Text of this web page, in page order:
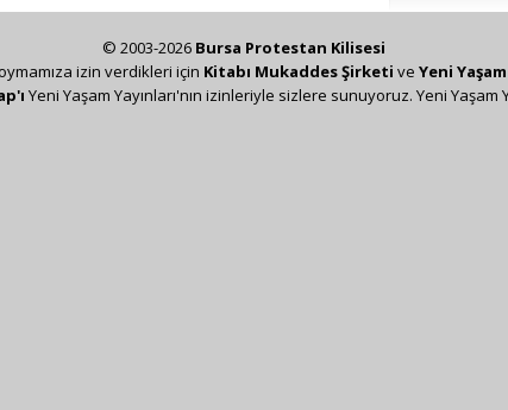
© 2003-2026 Bursa Protestan Kilisesi
izin verdikleri için Kitabı Mukaddes Şirketi ve Yeni
Yeni Yaşam Yayınları'nın izinleriyle sizlere sunuyoruz. Yeni Yaşam